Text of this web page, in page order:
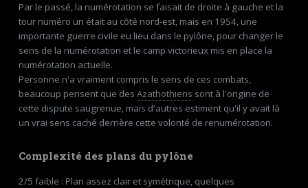
Par le passé, la numérotation se faisait de droite à gauche et la
tour numéro un était au côté nord-est, mais en 1954, une
importante guerre civile eu lieu dans le pylône, pour changer le
sens de la numérotation et le camp victorieux mis en place la
numérotation actuelle.
Personne n'a vraiment compris le sens de ces combats,
beaucoup pensent que des Azathothiens sont à l'origine de
cette dispute saugrenue, mais d'autres estiment qu'il y avait là
un vrai sens caché derrière cette volonté de renumérotation.
Complexité des plans du pylône
2/5 faible : Plan assez clair et symétrique, quelques